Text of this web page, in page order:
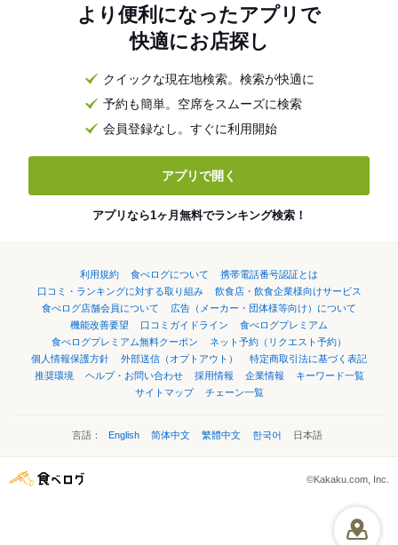
より便利になったアプリで
快適にお店探し
クイックな現在地検索。検索が快適に
予約も簡単。空席をスムーズに検索
会員登録なし。すぐに利用開始
アプリで開く
アプリなら1ヶ月無料でランキング検索！
利用規約 食べログについて
携帯電話番号認証とは
口コミ・ランキングに対する取り組み
飲食店・飲食企業様向けサービス
食べログ店舗会員について
広告（メーカー・団体様等向け）について
機能改善要望
口コミガイドライン
食べログプレミアム
食べログプレミアム無料クーポン
ネット予約（リクエスト予約）
個人情報保護方針
外部送信（オプトアウト）
特定商取引法に基づく表記
推奨環境
ヘルプ・お問い合わせ 採用情報 企業情報
キーワード一覧
サイトマップ
チェーン一覧
言語： English 简体中文 繁體中文 한국어 日本語
©Kakaku.com, Inc.